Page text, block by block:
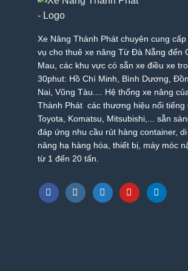
Xe Nâng Thành Phát chuyên cung cấp
vụ cho thuê xe nâng Từ Đà Nẵng đến
Mau, các khu vực có sẵn xe điều xe
30phut: Hồ Chí Minh, Bình Dương,
Nai, Vũng Tàu.... Hệ thống xe nâng
Thành Phát các thương hiệu nổi tiếng
Toyota, Komatsu, Mitsubishi,... sẵn
đáp ứng nhu cầu rút hàng container, di
nâng hạ hàng hóa, thiết bị, máy móc
từ 1 đến 20 tấn.